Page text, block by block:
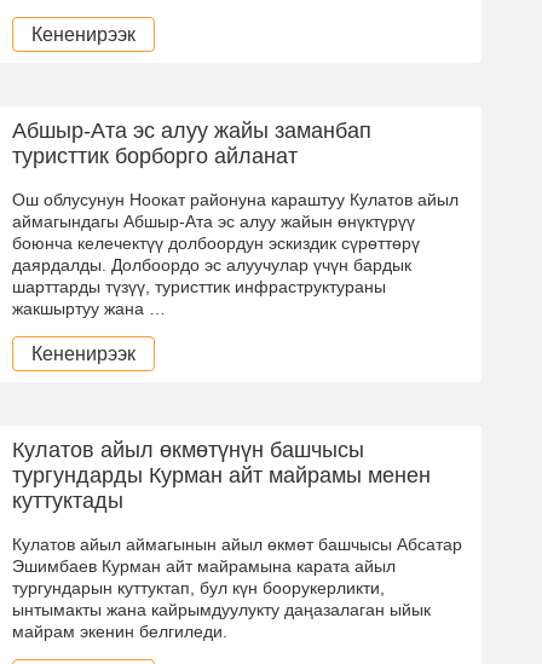
Кененирээк
Абшыр-Ата эс алуу жайы заманбап
туристтик борборго айланат
Ош облусунун Ноокат районуна караштуу Кулатов айыл
аймагындагы Абшыр-Ата эс алуу жайын өнүктүрүү
боюнча келечектүү долбоордун эскиздик сүрөттөрү
даярдалды. Долбоордо эс алуучулар үчүн бардык
шарттарды түзүү, туристтик инфраструктураны
жакшыртуу жана …
Кененирээк
Кулатов айыл өкмөтүнүн башчысы
тургундарды Курман айт майрамы менен
куттуктады
Кулатов айыл аймагынын айыл өкмөт башчысы Абсатар
Эшимбаев Курман айт майрамына карата айыл
тургундарын куттуктап, бул күн боорукерликти,
ынтымакты жана кайрымдуулукту даңазалаган ыйык
майрам экенин белгиледи.